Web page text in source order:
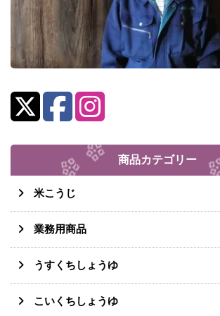
商品カテゴリー
米こうじ
業務用商品
うすくちしょうゆ
こいくちしょうゆ